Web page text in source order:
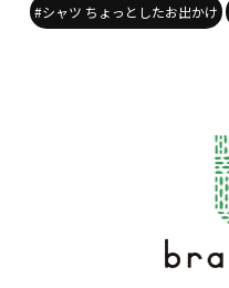
#シャツ ちょっとしたお出かけ